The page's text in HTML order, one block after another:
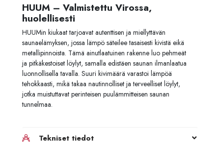
HUUM – Valmistettu Virossa,
huolellisesti
HUUMin kiukaat tarjoavat autenttisen ja miellyttävän
saunaelämyksen, jossa lämpö säteilee tasaisesti kivistä eikä
metallipinnoista. Tämä ainutlaatuinen rakenne luo pehmeät
ja pitkäkestoiset löylyt, samalla edistäen saunan ilmanlaatua
luonnollisella tavalla. Suuri kivimäärä varastoi lämpöä
tehokkaasti, mikä takaa nautinnolliset ja terveelliset löylyt,
jotka muistuttavat perinteisen puulämmitteisen saunan
tunnelmaa.
Tekniset tiedot